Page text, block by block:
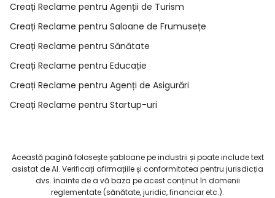
Creați Reclame pentru Agenții de Turism
Creați Reclame pentru Saloane de Frumusețe
Creați Reclame pentru Sănătate
Creați Reclame pentru Educație
Creați Reclame pentru Agenți de Asigurări
Creați Reclame pentru Startup-uri
Această pagină folosește șabloane pe industrii și poate include text
asistat de AI. Verificați afirmațiile și conformitatea pentru jurisdicția
dvs. înainte de a vă baza pe acest conținut în domenii
reglementate (sănătate, juridic, financiar etc.).